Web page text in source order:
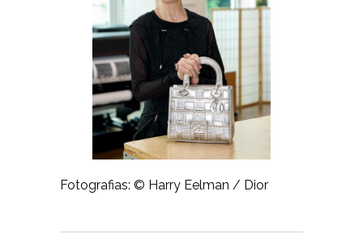
Fotografias: © Harry Eelman / Dior